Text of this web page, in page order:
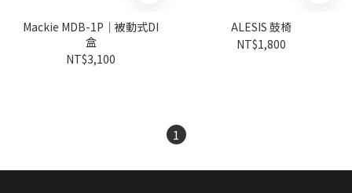
Mackie MDB-1P｜被動式DI
盒
NT$3,100
ALESIS 鼓椅
NT$1,800
1